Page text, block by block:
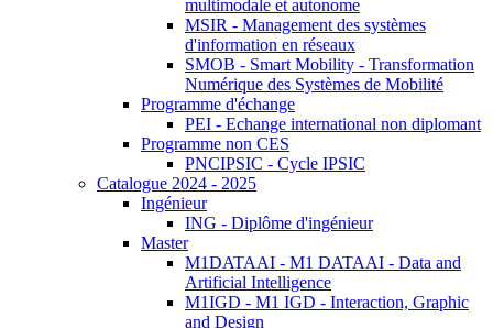
multimodale et autonome
MSIR - Management des systèmes
d'information en réseaux
SMOB - Smart Mobility - Transformation
Numérique des Systèmes de Mobilité
Programme d'échange
PEI - Echange international non diplomant
Programme non CES
PNCIPSIC - Cycle IPSIC
Catalogue 2024 - 2025
Ingénieur
ING - Diplôme d'ingénieur
Master
M1DATAAI - M1 DATAAI - Data and
Artificial Intelligence
M1IGD - M1 IGD - Interaction, Graphic
and Design